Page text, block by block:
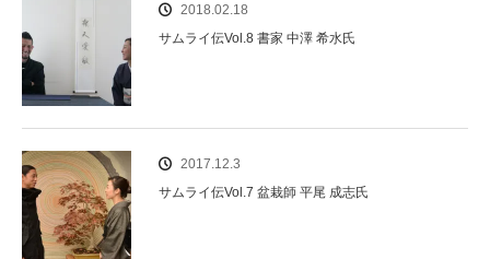
2018.02.18
サムライ伝Vol.8 書家 中澤 希水氏
2017.12.3
サムライ伝Vol.7 盆栽師 平尾 成志氏